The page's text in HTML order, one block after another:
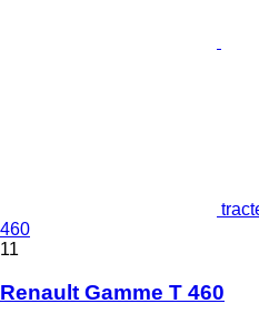
460
11
Renault Gamme T 460